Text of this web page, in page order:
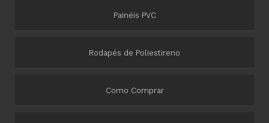
Painéis PVC
Rodapés de Poliestireno
Como Comprar